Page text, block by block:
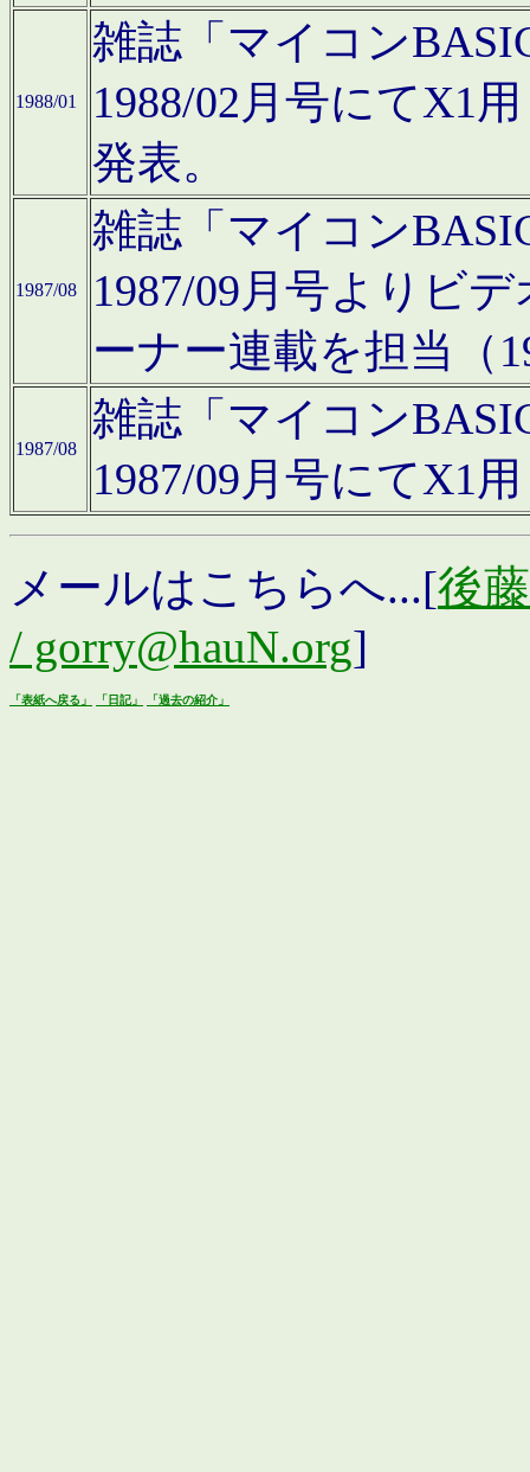
1988/01
雑誌「マイコン
1988/02月号にてX1
発表。
1987/08
雑誌「マイコン
1987/09月号よりビ
ーナー連載を担当（
1987/08
雑誌「マイコン
1987/09月号にてX1
メールはこちらへ...[後
/ gorry@hauN.org]
「表紙へ戻る」 「日記」 「過去の紹介」